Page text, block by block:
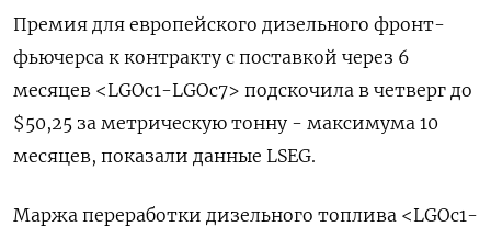
Премия для европейского дизельного фронт-
фьючерса к контракту с поставкой через 6
месяцев <LGOc1-LGOc7> подскочила в четверг до
$50,25 за метрическую тонну - максимума 10
месяцев, показали данные LSEG.
Маржа переработки дизельного топлива <LGOc1-